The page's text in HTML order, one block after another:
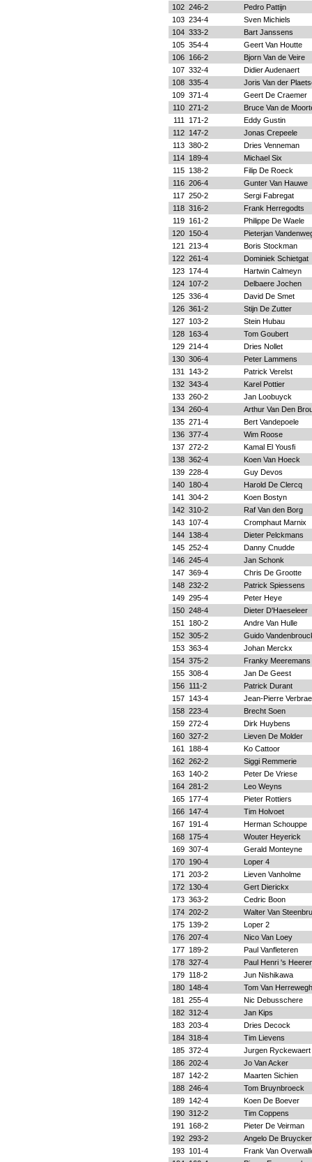
102 246-2
Pedro Pattijn
103 234-4
Sven Michiels
104 333-2
Bart Janssens
105 354-4
Geert Van Houtte
106
166-2
Bjorn Van de Veire
107 332-4
Didier Audenaert
108 335-4
Joris Van der
109 371-4
Geert De Craemer
110 271-2
Bruce Van de
111
171-2
Eddy Gustin
112
147-2
Jonas Crepeele
113 380-2
Dries Venneman
114
189-4
Michael Six
115
138-2
Filip De Roeck
116 206-4
Gunter Van Hauwe
117 250-2
Sergi Fabregat
118 316-2
Frank Herregodts
119
161-2
Philippe De Waele
120
150-4
Pieterjan
121
213-4
Boris Stockman
122 261-4
Dominiek Schietgat
123
174-4
Hartwin Calmeyn
124
107-2
Delbaere Jochen
125 336-4
David De Smet
126 361-2
Stijn De Zutter
127
103-2
Stein Hubau
128
163-4
Tom Goubert
129 214-4
Dries Nollet
130 306-4
Peter Lammens
131
143-2
Patrick Verelst
132 343-4
Karel Pottier
133 260-2
Jan Loobuyck
134 260-4
Arthur Van Den
135 271-4
Bert Vandepoele
136 377-4
Wim Roose
137 272-2
Kamal El Yousfi
138 362-4
Koen Van Hoeck
139 228-4
Guy Devos
140
180-4
Harold De Clercq
141
304-2
Koen Bostyn
142 310-2
Raf Van den Borg
143
107-4
Cromphaut Marnix
144
138-4
Dieter Pelckmans
145 252-4
Danny Cnudde
146 245-4
Jan Schonk
147 369-4
Chris De Grootte
148 232-2
Patrick Spiessens
149 295-4
Peter Heye
150 248-4
Dieter D'Haeseleer
151
180-2
Andre Van Hulle
152 305-2
Guido
153 363-4
Johan Merckx
154 375-2
Franky Meeremans
155 308-4
Jan De Geest
156
111-2
Patrick Durant
157
143-4
Jean-Pierre
158 223-4
Brecht Soen
159 272-4
Dirk Huybens
160 327-2
Lieven De Molder
161
188-4
Ko Cattoor
162 262-2
Siggi Remmerie
163
140-2
Peter De Vriese
164 281-2
Leo Weyns
165
177-4
Pieter Rottiers
166
147-4
Tim Holvoet
167
191-4
Herman Schouppe
168
175-4
Wouter Heyerick
169 307-4
Gerald Monteyne
170
190-4
Loper 4
171
203-2
Lieven Vanholme
172
130-4
Gert Dierickx
173 363-2
Cedric Boon
174 202-2
Walter Van
175
139-2
Loper 2
176 207-4
Nico Van Loey
177
189-2
Paul Vanfleteren
178 327-4
Paul Henri 's
179
118-2
Jun Nishikawa
180
148-4
Tom Van
181
255-4
Nic Debusschere
182 312-4
Jan Kips
183 203-4
Dries Decock
184 318-4
Tim Lievens
185 372-4
Jurgen Ryckewaert
186 202-4
Jo Van Acker
187
142-2
Maarten Sichien
188 246-4
Tom Bruynbroeck
189
142-4
Koen De Boever
190 312-2
Tim Coppens
191
168-2
Pieter De Veirman
192 293-2
Angelo De Bruycker
193
101-4
Frank Van